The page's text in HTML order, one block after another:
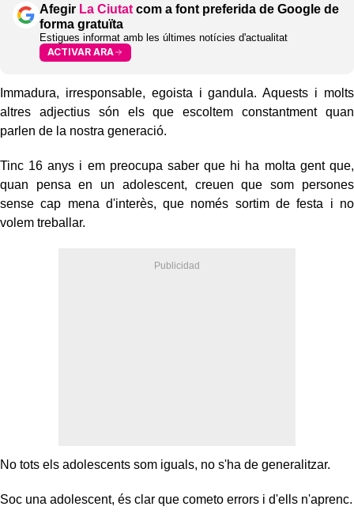
Afegir La Ciutat com a font preferida de Google de
forma gratuïta
Estigues informat amb les últimes notícies d'actualitat
ACTIVAR ARA
Immadura, irresponsable, egoista i gandula. Aquests i molts
altres adjectius són els que escoltem constantment quan
parlen de la nostra generació.
Tinc 16 anys i em preocupa saber que hi ha molta gent que,
quan pensa en un adolescent, creuen que som persones
sense cap mena d'interès, que només sortim de festa i no
volem treballar.
No tots els adolescents som iguals, no s'ha de generalitzar.
Soc una adolescent, és clar que cometo errors i d'ells n'aprenc.